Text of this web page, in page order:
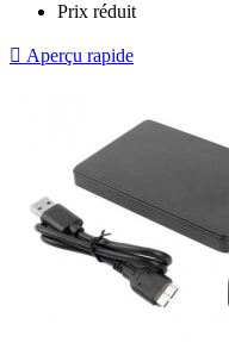
Prix réduit
 Aperçu rapide